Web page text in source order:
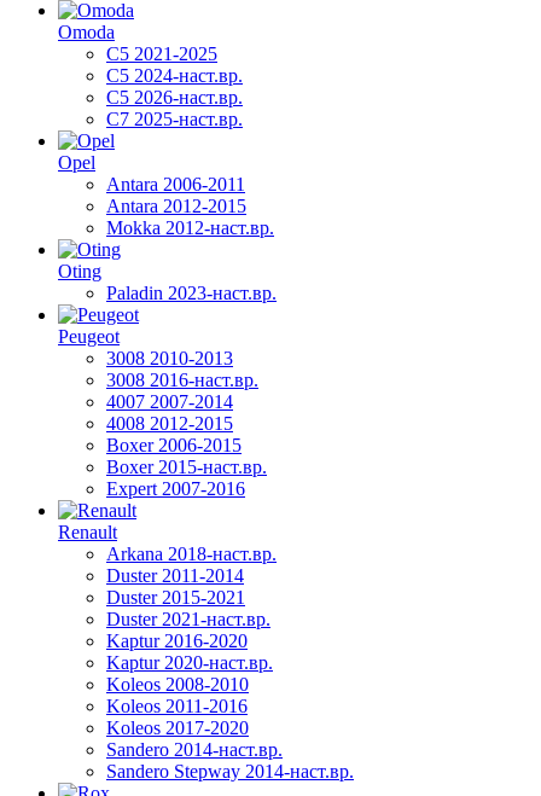
Omoda
C5 2021-2025
C5 2024-наст.вр.
C5 2026-наст.вр.
C7 2025-наст.вр.
Opel
Antara 2006-2011
Antara 2012-2015
Mokka 2012-наст.вр.
Oting
Paladin 2023-наст.вр.
Peugeot
3008 2010-2013
3008 2016-наст.вр.
4007 2007-2014
4008 2012-2015
Boxer 2006-2015
Boxer 2015-наст.вр.
Expert 2007-2016
Renault
Arkana 2018-наст.вр.
Duster 2011-2014
Duster 2015-2021
Duster 2021-наст.вр.
Kaptur 2016-2020
Kaptur 2020-наст.вр.
Koleos 2008-2010
Koleos 2011-2016
Koleos 2017-2020
Sandero 2014-наст.вр.
Sandero Stepway 2014-наст.вр.